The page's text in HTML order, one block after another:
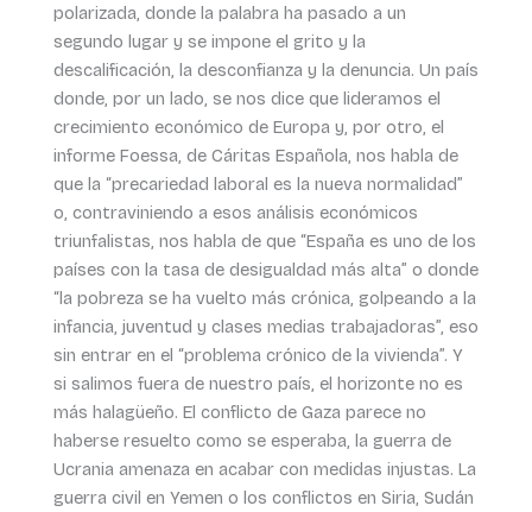
polarizada, donde la palabra ha pasado a un
segundo lugar y se impone el grito y la
descalificación, la desconfianza y la denuncia. Un país
donde, por un lado, se nos dice que lideramos el
crecimiento económico de Europa y, por otro, el
informe Foessa, de Cáritas Española, nos habla de
que la “precariedad laboral es la nueva normalidad”
o, contraviniendo a esos análisis económicos
triunfalistas, nos habla de que “España es uno de los
países con la tasa de desigualdad más alta” o donde
“la pobreza se ha vuelto más crónica, golpeando a la
infancia, juventud y clases medias trabajadoras”, eso
sin entrar en el “problema crónico de la vivienda”. Y
si salimos fuera de nuestro país, el horizonte no es
más halagüeño. El conflicto de Gaza parece no
haberse resuelto como se esperaba, la guerra de
Ucrania amenaza en acabar con medidas injustas. La
guerra civil en Yemen o los conflictos en Siria, Sudán